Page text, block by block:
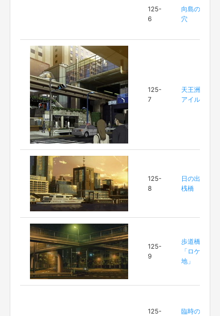
125-
6
向島の
穴
125-
7
天王洲
アイル
125-
8
日の出
桟橋
125-
9
歩道橋
「ロケ
地」
125-
臨時の